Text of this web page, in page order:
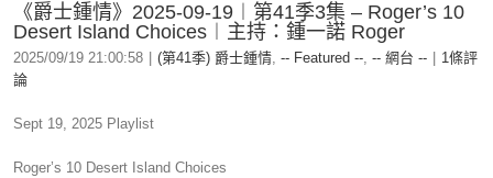
《爵士鍾情》2025-09-19︱第41季3集 – Roger’s 10
Desert Island Choices︱主持：鍾一諾 Roger
2025/09/19 21:00:58 (第41季) 爵士鍾情, -- Featured --, -- 網台 --
1條評
論
Sept 19, 2025 Playlist
Roger’s 10 Desert Island Choices